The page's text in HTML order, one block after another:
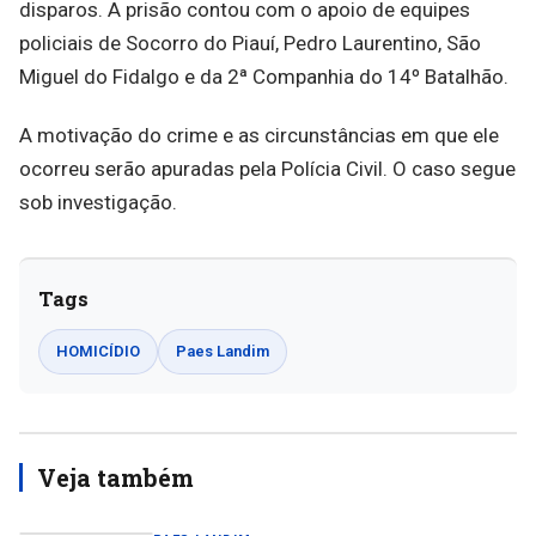
disparos. A prisão contou com o apoio de equipes
policiais de Socorro do Piauí, Pedro Laurentino, São
Miguel do Fidalgo e da 2ª Companhia do 14º Batalhão.
A motivação do crime e as circunstâncias em que ele
ocorreu serão apuradas pela Polícia Civil. O caso segue
sob investigação.
Tags
HOMICÍDIO Paes Landim
Veja também